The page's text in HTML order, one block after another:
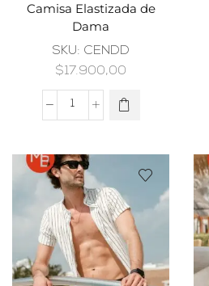
Camisa Elastizada de
Dama
SKU: CENDD
$17.900,00